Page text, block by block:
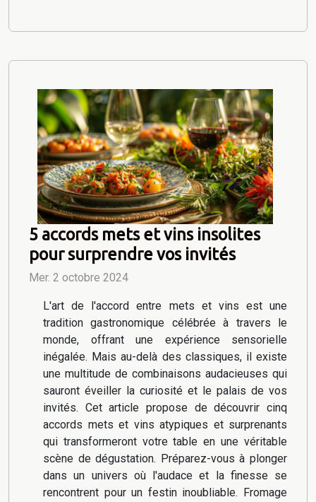
5 accords mets et vins insolites
pour surprendre vos invités
Mer. 2 octobre 2024
L'art de l'accord entre mets et vins est une
tradition gastronomique célébrée à travers le
monde, offrant une expérience sensorielle
inégalée. Mais au-delà des classiques, il existe
une multitude de combinaisons audacieuses qui
sauront éveiller la curiosité et le palais de vos
invités. Cet article propose de découvrir cinq
accords mets et vins atypiques et surprenants
qui transformeront votre table en une véritable
scène de dégustation. Préparez-vous à plonger
dans un univers où l'audace et la finesse se
rencontrent pour un festin inoubliable. Fromage